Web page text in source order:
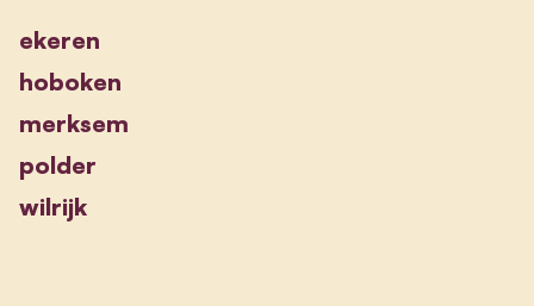
ekeren
hoboken
merksem
polder
wilrijk